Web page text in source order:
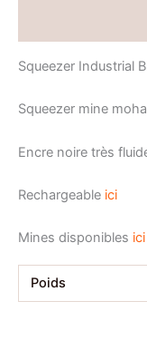
Squeezer Industrial
Squeezer mine
Encre noire très
Rechargeable ici
Mines disponibles ici
Poids